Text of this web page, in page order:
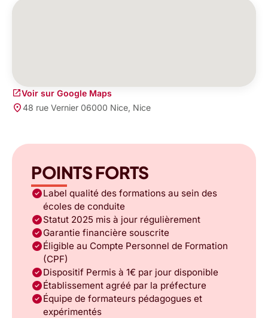
open_in_newVoir sur Google Maps
place48 rue Vernier 06000 Nice, Nice
POINTS FORTS
check_circleLabel qualité des formations au sein des
écoles de conduite
check_circleStatut 2025 mis à jour régulièrement
check_circleGarantie financière souscrite
check_circleÉligible au Compte Personnel de Formation
(CPF)
check_circleDispositif Permis à 1€ par jour disponible
check_circleÉtablissement agréé par la préfecture
check_circleÉquipe de formateurs pédagogues et
expérimentés